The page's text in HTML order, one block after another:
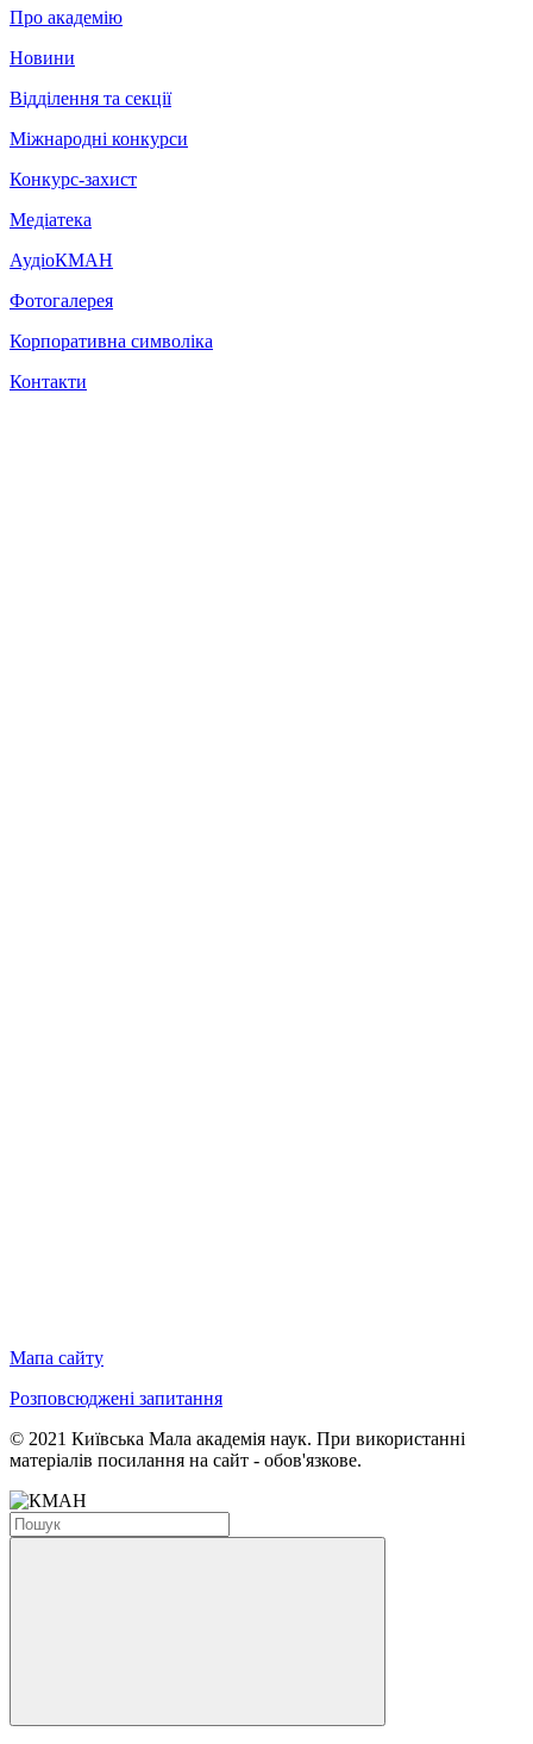
Про академію
Новини
Відділення та секції
Міжнародні конкурси
Конкурс-захист
Медіатека
АудіоКМАН
Фотогалерея
Корпоративна символіка
Контакти
Мапа сайту
Розповсюджені запитання
© 2021 Київська Мала академія наук. При використанні
матеріалів посилання на сайт - обов'язкове.